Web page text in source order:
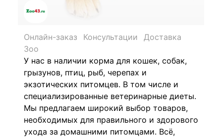
Онлайн-заказ Консультации
Доставка
Зоо
У нас в наличии корма для кошек, собак,
грызунов, птиц, рыб, черепах и
экзотических питомцев. В том числе и
специализированные ветеринарные диеты.
Мы предлагаем широкий выбор товаров,
необходимых для правильного и здорового
ухода за домашними питомцами. Всё,